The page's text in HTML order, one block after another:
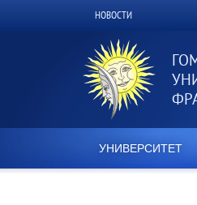
Верхнее
меню
НОВОСТИ
УНИВЕРСИТЕТ